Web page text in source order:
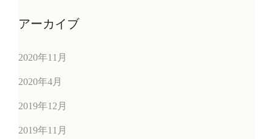
アーカイブ
2020年11月
2020年4月
2019年12月
2019年11月